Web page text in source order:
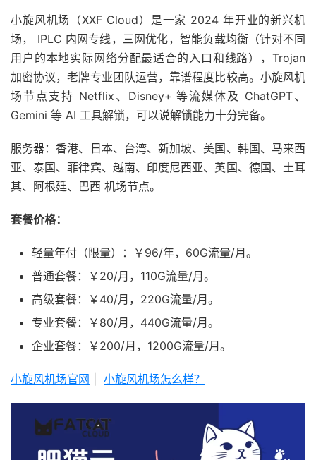
小旋风机场（XXF Cloud）是一家 2024 年开业的新兴机
场， IPLC 内网专线，三网优化，智能负载均衡（针对不同
用户的本地实际网络分配最适合的入口和线路），Trojan
加密协议，老牌专业团队运营，靠谱程度比较高。小旋风机
场节点支持 Netflix、Disney+ 等流媒体及 ChatGPT、
Gemini 等 AI 工具解锁，可以说解锁能力十分完备。
服务器：香港、日本、台湾、新加坡、美国、韩国、马来西
亚、泰国、菲律宾、越南、印度尼西亚、英国、德国、土耳
其、阿根廷、巴西 机场节点。
套餐价格：
轻量年付（限量）：￥96/年，60G流量/月。
普通套餐：￥20/月，110G流量/月。
高级套餐：￥40/月，220G流量/月。
专业套餐：￥80/月，440G流量/月。
企业套餐：￥200/月，1200G流量/月。
小旋风机场官网 小旋风机场怎么样？